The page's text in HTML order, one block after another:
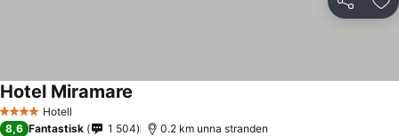
Del
4 StjernerHotell
Hotel Miramare
8,6 Fantastisk 1 504 0.2 km unna stranden